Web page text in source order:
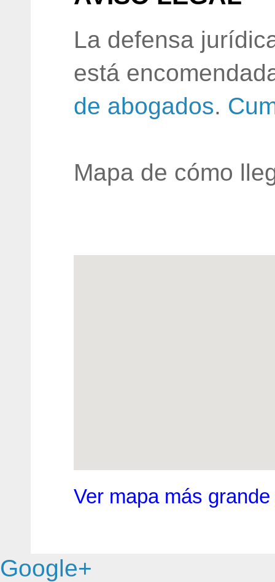
La defensa
está
de abogados.
Mapa de cómo
Ver mapa más grande
Google+